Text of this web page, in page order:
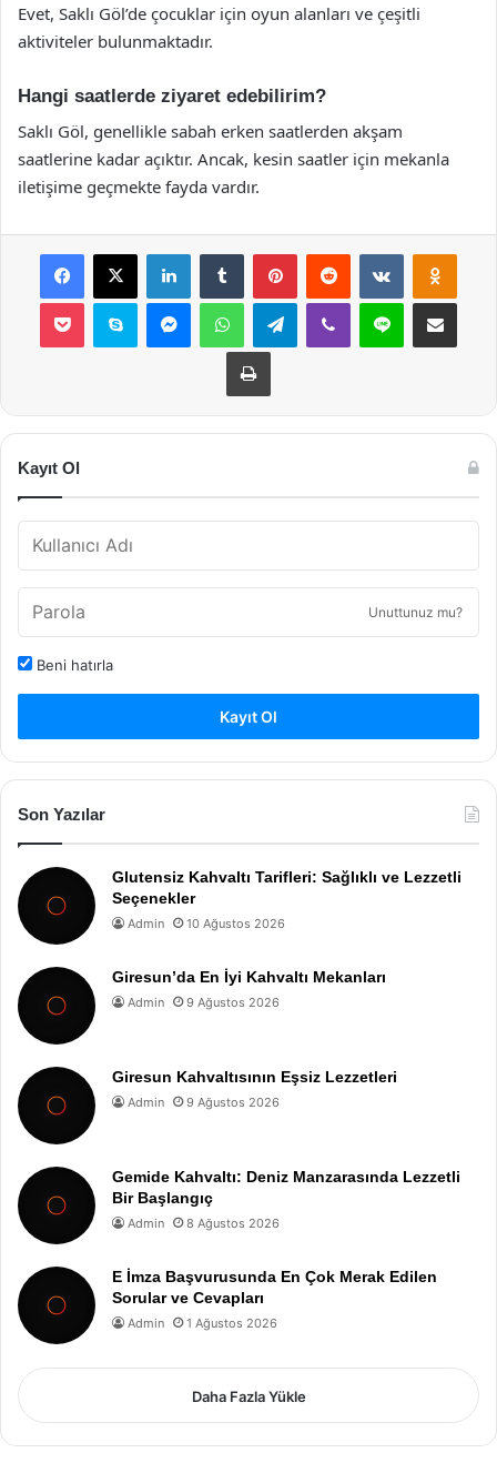
Evet, Saklı Göl’de çocuklar için oyun alanları ve çeşitli
aktiviteler bulunmaktadır.
Hangi saatlerde ziyaret edebilirim?
Saklı Göl, genellikle sabah erken saatlerden akşam
saatlerine kadar açıktır. Ancak, kesin saatler için mekanla
iletişime geçmekte fayda vardır.
Facebook
X LinkedInTumblr PinterestReddit VKontakte
Pocket Skype MessengerWhatsAppTelegramViber Line E-Posta ile
Yazdır
Kayıt Ol
Unuttunuz mu?
Beni hatırla
Kayıt Ol
Son Yazılar
Glutensiz Kahvaltı Tarifleri: Sağlıklı ve Lezzetli
Seçenekler
Admin 10 Ağustos 2026
Giresun’da En İyi Kahvaltı Mekanları
Admin 9 Ağustos 2026
Giresun Kahvaltısının Eşsiz Lezzetleri
Admin 9 Ağustos 2026
Gemide Kahvaltı: Deniz Manzarasında Lezzetli
Bir Başlangıç
Admin 8 Ağustos 2026
E İmza Başvurusunda En Çok Merak Edilen
Sorular ve Cevapları
Admin 1 Ağustos 2026
Daha Fazla Yükle